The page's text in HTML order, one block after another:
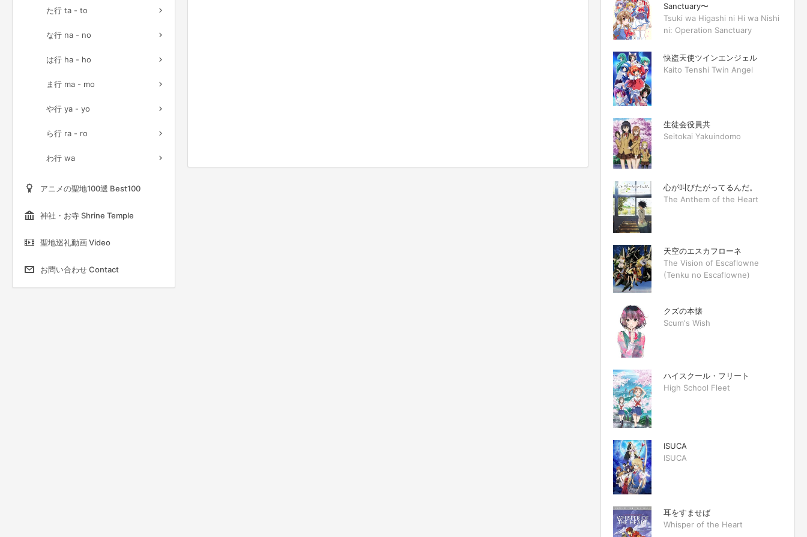
た行 ta - to
な行 na - no
は行 ha - ho
ま行 ma - mo
や行 ya - yo
ら行 ra - ro
わ行 wa
アニメの聖地100選 Best100
神社・お寺 Shrine Temple
聖地巡礼動画 Video
お問い合わせ Contact
Sanctuary〜
Tsuki wa Higashi ni Hi wa Nishi
ni: Operation Sanctuary
快盗天使ツインエンジェル
Kaito Tenshi Twin Angel
生徒会役員共
Seitokai Yakuindomo
心が叫びたがってるんだ。
The Anthem of the Heart
天空のエスカフローネ
The Vision of Escaflowne
(Tenku no Escaflowne)
クズの本懐
Scum's Wish
ハイスクール・フリート
High School Fleet
ISUCA
ISUCA
耳をすませば
Whisper of the Heart